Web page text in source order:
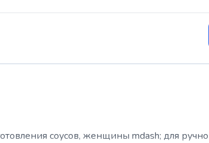
соусов, женщины mdash; для